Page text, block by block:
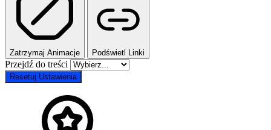
Zatrzymaj Animacje Podświetl Linki
Przejdź do treści
Resetuj Ustawienia